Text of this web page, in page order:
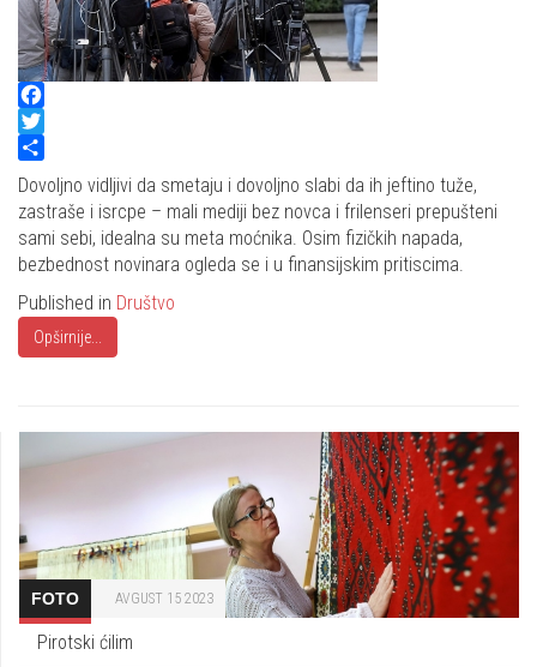
Facebook
Twitter
Share
Dovoljno vidljivi da smetaju i dovoljno slabi da ih jeftino tuže,
zastraše i isrcpe – mali mediji bez novca i frilenseri prepušteni
sami sebi, idealna su meta moćnika. Osim fizičkih napada,
bezbednost novinara ogleda se i u finansijskim pritiscima.
Published in Društvo
Opširnije...
FOTO AVGUST 15 2023
Pirotski ćilim